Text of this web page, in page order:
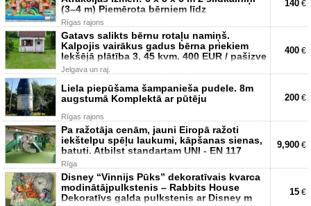
(3–4 m) Piemērota bērniem līdz
Rīgas rajons
140 €
Gatavs salikts bērnu rotaļu namiņš.
Kalpojis vairākus gadus bērna priekiem
Iekšējā plātība 3, 45 kvm. 400 EUR / pašizve
Jelgava un raj.
400 €
Liela piepūšama šampanieša pudele. 8m
augstumā Komplektā ar pūtēju
Rīgas rajons
200 €
Pa ražotāja cenām, jauni Eiropā ražoti
iekštelpu spēļu laukumi, kāpšanas sienas,
batuti. Atbilst standartam UNI - EN 117
Rīga
9,900 €
Disney “Vinnijs Pūks” dekoratīvais kvarca
modinātājpulkstenis – Rabbits House
Dekoratīvs galda pulkstenis ar Disney m
15 €